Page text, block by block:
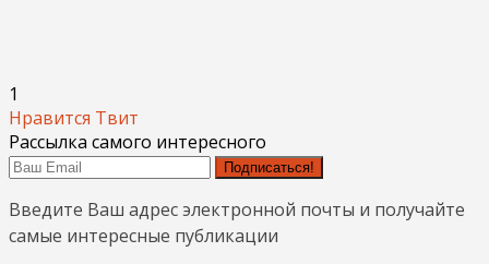
1
Нравится Твит
Рассылка самого интересного
Подписаться!
Введите Ваш адрес электронной почты и получайте
самые интересные публикации